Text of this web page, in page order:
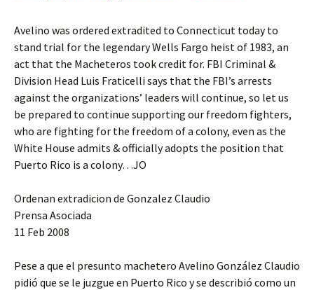
Avelino was ordered extradited to Connecticut today to
stand trial for the legendary Wells Fargo heist of 1983, an
act that the Macheteros took credit for. FBI Criminal &
Division Head Luis Fraticelli says that the FBI’s arrests
against the organizations’ leaders will continue, so let us
be prepared to continue supporting our freedom fighters,
who are fighting for the freedom of a colony, even as the
White House admits & officially adopts the position that
Puerto Rico is a colony…JO
Ordenan extradicion de Gonzalez Claudio
Prensa Asociada
11 Feb 2008
Pese a que el presunto machetero Avelino González Claudio
pidió que se le juzgue en Puerto Rico y se describió como un